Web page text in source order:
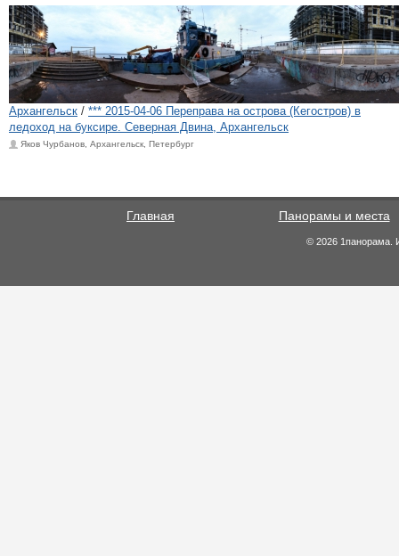
Архангельск / *** 2015-04-06 Переправа на острова (Кегостров) в
ледоход на буксире. Северная Двина, Архангельск
Яков Чурбанов, Архангельск, Петербург
Главная Панорамы и места
© 2026 1панорама.